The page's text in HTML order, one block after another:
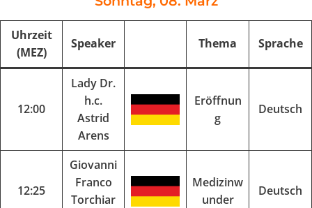
Uhrzeit
(MEZ)
Speaker Thema Sprache
12:00
Lady Dr.
h.c.
Astrid
Arens
Eröffnun
g
Deutsch
12:25
Giovanni
Franco
Torchiar
Medizinw
under
Deutsch